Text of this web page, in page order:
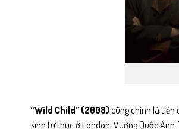
“Wild Child” (2008) cũng chính là
sinh tư thục ở London, Vương Quốc